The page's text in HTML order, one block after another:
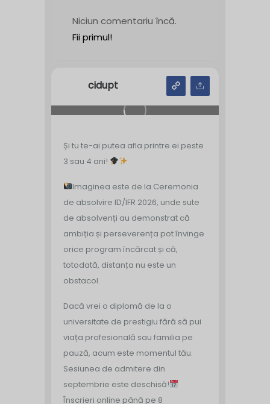
Niciun comentariu încă.
Fii primul!
cidupt
Și tu te-ai putea afla printre ei peste
3 sau 4 ani!
Imaginea este de la Ceremonia
de absolvire ID/IFR 2026, unde sute
de absolvenți au demonstrat că
ambiția și perseverența pot învinge
orice program încărcat și că,
totodată, distanța nu este un
obstacol.
Dacă vrei o diplomă de la o
universitate de prestigiu fără să pui
viața profesională sau familia pe
pauză, acum este momentul tău.
Sesiunea de admitere din
septembrie este deschisă!
Înscrieri online până pe 8